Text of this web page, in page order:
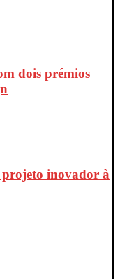
dois prémios
inovador à